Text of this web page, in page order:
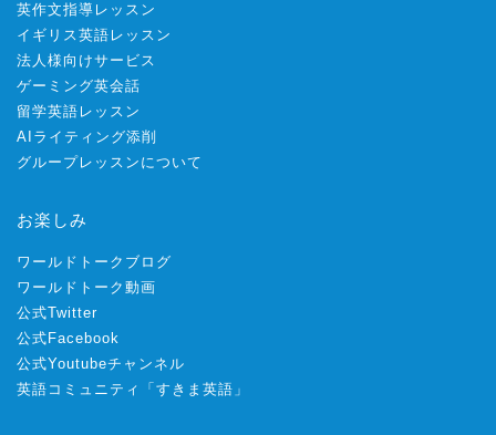
英作文指導レッスン
イギリス英語レッスン
法人様向けサービス
ゲーミング英会話
留学英語レッスン
AIライティング添削
グループレッスンについて
お楽しみ
ワールドトークブログ
ワールドトーク動画
公式Twitter
公式Facebook
公式Youtubeチャンネル
英語コミュニティ「すきま英語」